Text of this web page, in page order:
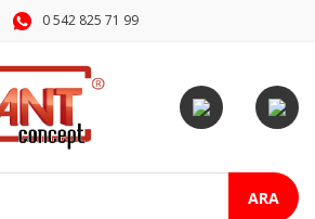
0 542 825 71 99
ARA